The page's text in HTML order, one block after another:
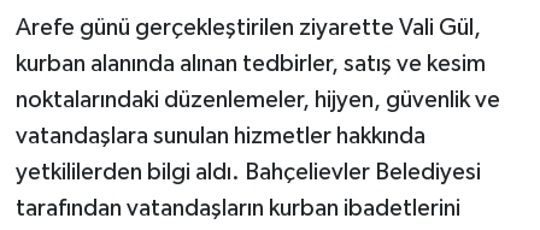
Arefe günü gerçekleştirilen ziyarette Vali Gül,
kurban alanında alınan tedbirler, satış ve kesim
noktalarındaki düzenlemeler, hijyen, güvenlik ve
vatandaşlara sunulan hizmetler hakkında
yetkililerden bilgi aldı. Bahçelievler Belediyesi
tarafından vatandaşların kurban ibadetlerini